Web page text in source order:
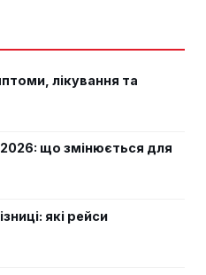
лікування та
що змінюється для
які рейси